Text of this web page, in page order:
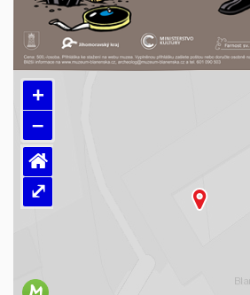
+
–
⌂
⤢